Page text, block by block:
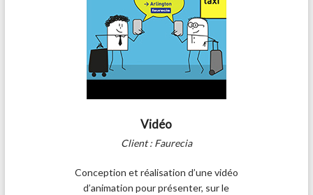
Vidéo
Client : Faurecia
Conception et réalisation d’une vidéo
d’animation pour présenter, sur le